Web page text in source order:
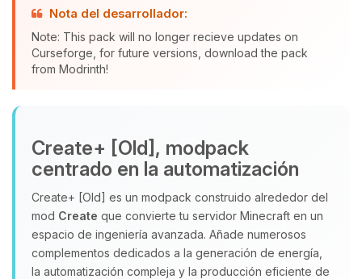
Nota del desarrollador:
Note: This pack will no longer recieve updates on
Curseforge, for future versions, download the pack
from Modrinth!
Create+ [Old], modpack
centrado en la automatización
Create+ [Old] es un modpack construido alrededor del
mod Create que convierte tu servidor Minecraft en un
espacio de ingeniería avanzada. Añade numerosos
complementos dedicados a la generación de energía,
la automatización compleja y la producción eficiente de
08/08/2026 01:38